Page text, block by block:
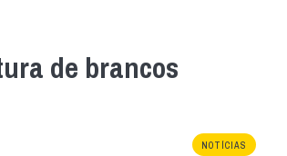
de brancos
NOTÍCIAS